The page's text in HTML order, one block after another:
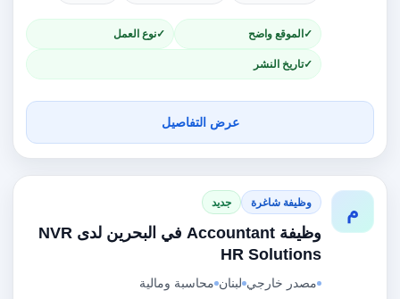
الموقع واضح نوع العمل
تاريخ النشر
عرض التفاصيل
م وظيفة شاغرة جديد
وظيفة Accountant في البحرين لدى NVR
HR Solutions
مصدر خارجي لبنان محاسبة ومالية